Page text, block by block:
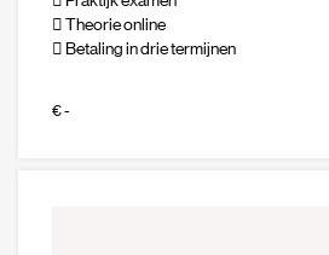
Theorie online
Betaling in drie termijnen
€ -